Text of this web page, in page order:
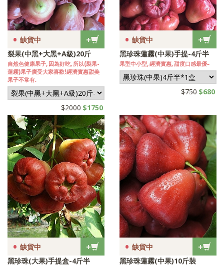
+
• 缺貨中
裂果(中黑+大黑+A級)20斤
自然色健康果子, 因為好吃, 所以(裂果-
蓮霧)果子廣受大家喜歡!經濟實惠甜美
果子不常有.
$2000 $1750
+
• 缺貨中
黑珍珠蓮霧(中果)手提-4斤半
果型中小型, 經濟實惠, 甜度口感最優~
$750 $680
+
• 缺貨中
黑珍珠(大果)手提盒-4斤半
+
• 缺貨中
黑珍珠蓮霧(中果)10斤裝